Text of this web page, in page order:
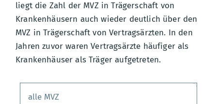
liegt die Zahl der MVZ in Trägerschaft von
Krankenhäusern auch wieder deutlich über den
MVZ in Trägerschaft von Vertragsärzten. In den
Jahren zuvor waren Vertragsärzte häufiger als
Krankenhäuser als Träger aufgetreten.